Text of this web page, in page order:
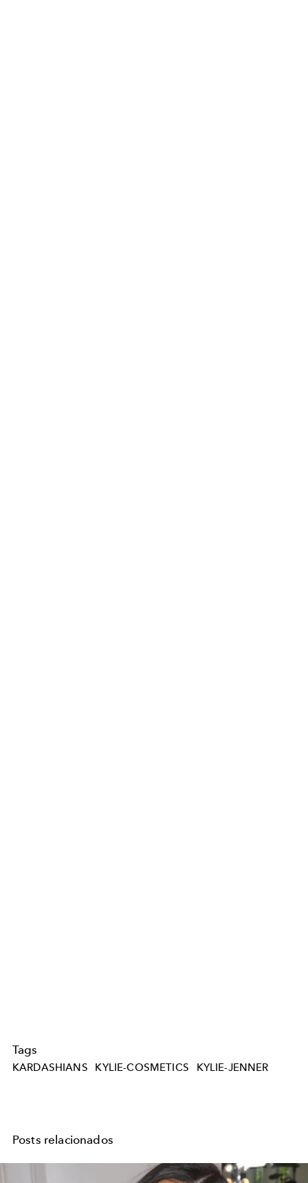
Tags
KARDASHIANS KYLIE-COSMETICS KYLIE-JENNER
Posts relacionados